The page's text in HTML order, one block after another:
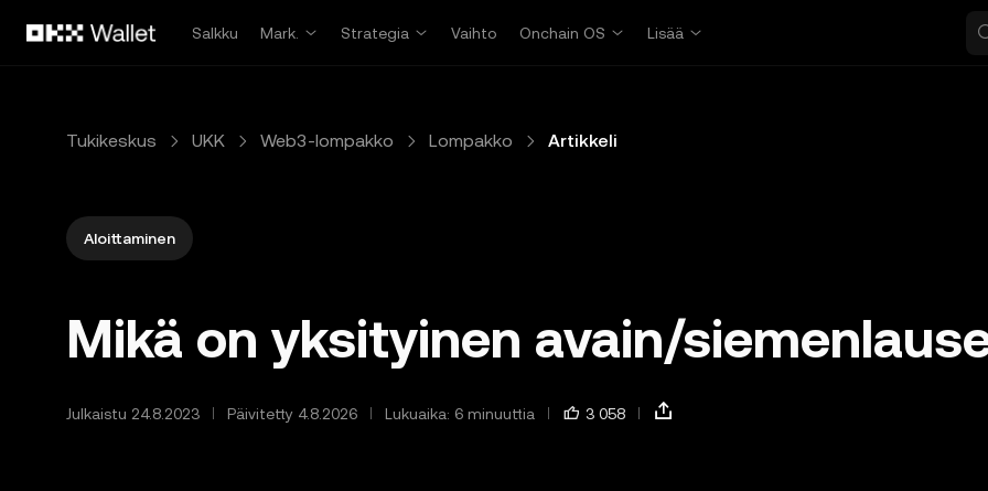
Salkku
Mark. Strategia Vaihto Onchain OS Lisää
Tukikeskus UKK Web3-lompakko Lompakko Artikkeli
Aloittaminen
Mikä on yksityinen avain/
Julkaistu 24.8.2023 Päivitetty 4.8.2026 Lukuaika: 6 minuuttia 3 058